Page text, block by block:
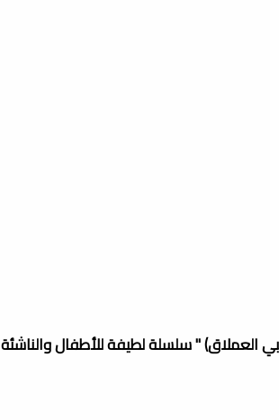
العملاق) " سلسلة لطيفة للأطفال والناشئة